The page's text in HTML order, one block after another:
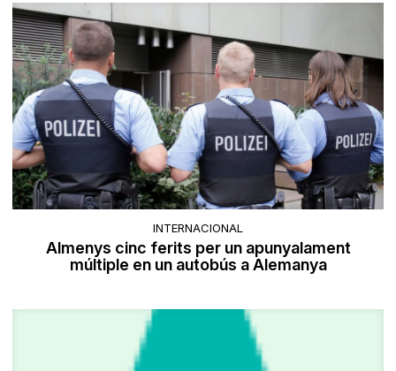
INTERNACIONAL
Almenys cinc ferits per un apunyalament
múltiple en un autobús a Alemanya